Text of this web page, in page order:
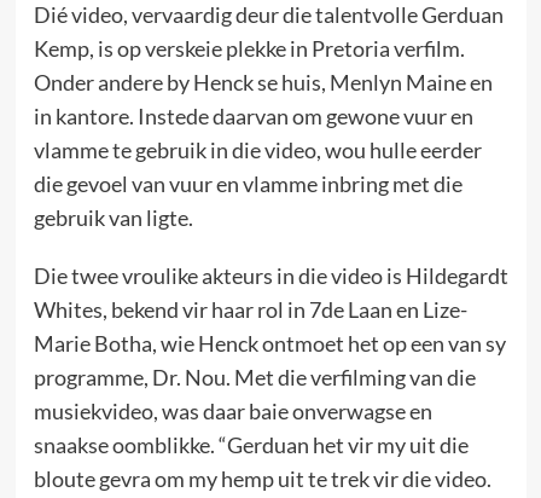
Dié video, vervaardig deur die talentvolle Gerduan
Kemp, is op verskeie plekke in Pretoria verfilm.
Onder andere by Henck se huis, Menlyn Maine en
in kantore. Instede daarvan om gewone vuur en
vlamme te gebruik in die video, wou hulle eerder
die gevoel van vuur en vlamme inbring met die
gebruik van ligte.
Die twee vroulike akteurs in die video is Hildegardt
Whites, bekend vir haar rol in 7de Laan en Lize-
Marie Botha, wie Henck ontmoet het op een van sy
programme, Dr. Nou. Met die verfilming van die
musiekvideo, was daar baie onverwagse en
snaakse oomblikke. “Gerduan het vir my uit die
bloute gevra om my hemp uit te trek vir die video.